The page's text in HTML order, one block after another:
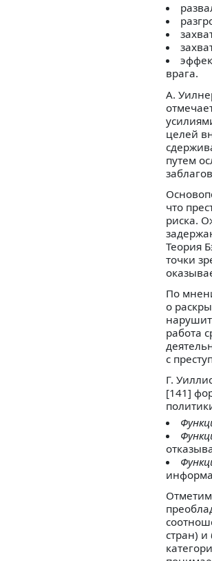
врага.
А.
целей
путем
что
риска.
Теория
точки
По
о
работа
с
Г.
[141]
стран) и